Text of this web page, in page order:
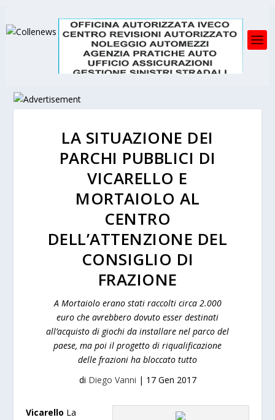
LA SITUAZIONE DEI
PARCHI PUBBLICI DI
VICARELLO E
MORTAIOLO AL
CENTRO
DELL’ATTENZIONE DEL
CONSIGLIO DI
FRAZIONE
A Mortaiolo erano stati raccolti circa 2.000
euro che avrebbero dovuto esser destinati
all’acquisto di giochi da installare nel parco del
paese, ma poi il progetto di riqualificazione
delle frazioni ha bloccato tutto
di Diego Vanni | 17 Gen 2017
Vicarello La